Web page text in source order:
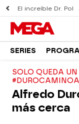
El increíble Dr. Pol
SERIES
SOLO QUEDA
Alfredo
más cerca